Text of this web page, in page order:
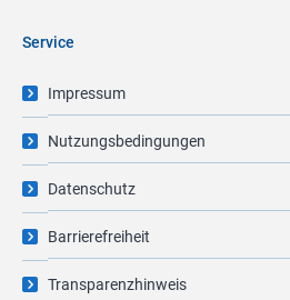
Service
Impressum
Nutzungsbedingungen
Datenschutz
Barrierefreiheit
Transparenzhinweis